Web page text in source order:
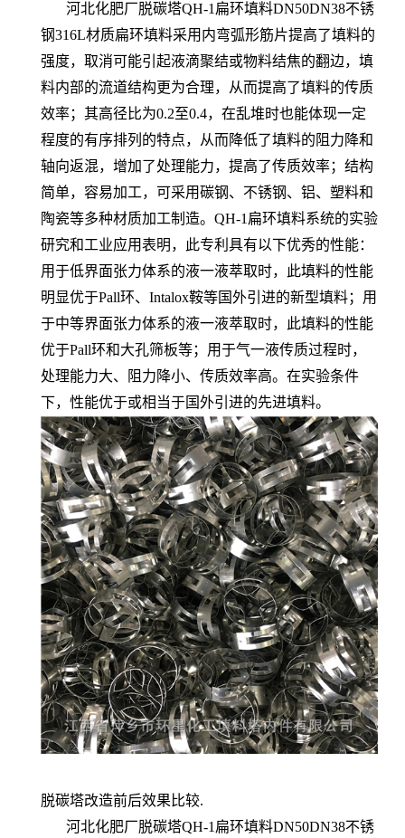
河北化肥厂脱碳塔QH-1扁环填料DN50DN38不锈
钢316L材质扁环填料采用内弯弧形筋片提高了填料的
强度，取消可能引起液滴聚结或物料结焦的翻边，填
料内部的流道结构更为合理，从而提高了填料的传质
效率；其高径比为0.2至0.4，在乱堆时也能体现一定
程度的有序排列的特点，从而降低了填料的阻力降和
轴向返混，增加了处理能力，提高了传质效率；结构
简单，容易加工，可采用碳钢、不锈钢、铝、塑料和
陶瓷等多种材质加工制造。QH-1扁环填料系统的实验
研究和工业应用表明，此专利具有以下优秀的性能：
用于低界面张力体系的液一液萃取时，此填料的性能
明显优于Pall环、Intalox鞍等国外引进的新型填料；用
于中等界面张力体系的液一液萃取时，此填料的性能
优于Pall环和大孔筛板等；用于气一液传质过程时，
处理能力大、阻力降小、传质效率高。在实验条件
下，性能优于或相当于国外引进的先进填料。
脱碳塔改造前后效果比较.
河北化肥厂脱碳塔QH-1扁环填料DN50DN38不锈